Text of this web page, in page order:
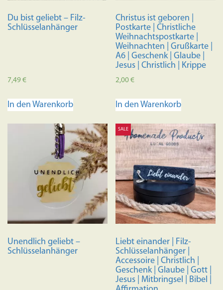
Du bist geliebt – Filz-
Schlüsselanhänger
7,49€
In den Warenkorb
Christus ist geboren |
Postkarte | Christliche
Weihnachtspostkarte |
Weihnachten | Grußkarte |
A6 | Geschenk | Glaube |
Jesus | Christlich | Krippe
2,00€
In den Warenkorb
Unendlich geliebt –
Schlüsselanhänger
SALE
Liebt einander | Filz-
Schlüsselanhänger |
Accessoire | Christlich |
Geschenk | Glaube | Gott |
Jesus | Mitbringsel | Bibel |